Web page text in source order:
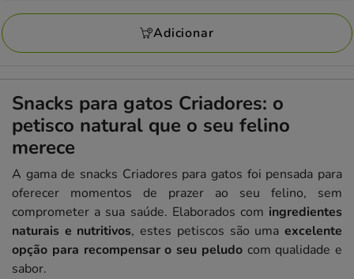
avaliações
12.64€
Adicionar
Snacks para gatos Criadores: o
petisco natural que o seu felino
merece
A gama de snacks Criadores para gatos foi pensada para
oferecer momentos de prazer ao seu felino, sem
comprometer a sua saúde. Elaborados com ingredientes
naturais e nutritivos, estes petiscos são umaexcelente
opção para recompensar o seu peludocom qualidade e
sabor.